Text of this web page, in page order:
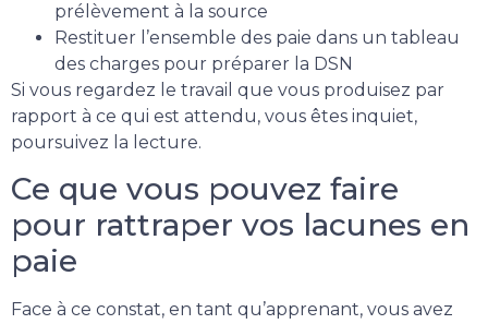
prélèvement à la source
Restituer l’ensemble des paie dans un tableau
des charges pour préparer la DSN
Si vous regardez le travail que vous produisez par
rapport à ce qui est attendu, vous êtes inquiet,
poursuivez la lecture.
Ce que vous pouvez faire
pour rattraper vos lacunes en
paie
Face à ce constat, en tant qu’apprenant, vous avez